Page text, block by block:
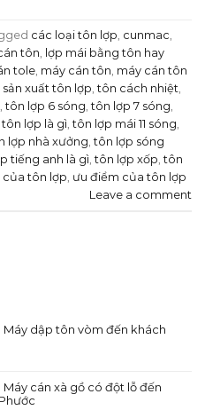
các loại tôn lợp cunmac
tôn lợp mái bằng tôn hay
tole máy cán tôn máy cán tôn
sản xuất tôn lợp ,tôn cách nhiệt
,tôn lợp 6 sóng ,tôn lợp 7 sóng
,tôn lợp là gì ,tôn lợp mái 11 sóng
lợp nhà xưởng ,tôn lợp sóng
tiếng anh là gì ,tôn lợp xốp ,tôn
tôn lợp ưu điểm của tôn lợp
Leave a comment
dập tôn vòm đến khách
cán xà gồ có đột lỗ đến